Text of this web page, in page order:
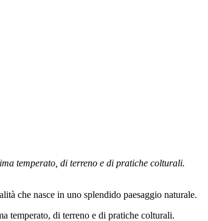
temperato, di terreno e di pratiche colturali.
che nasce in uno splendido paesaggio naturale.
temperato, di terreno e di pratiche colturali.